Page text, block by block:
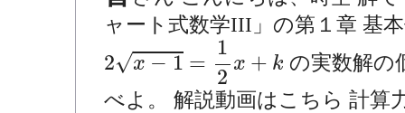
ャート式数学III」の第１章 基
2√x − 1 =
1
2
x + k
2 = 12x+k
の実数解の
べよ。 解説動画はこちら 計算